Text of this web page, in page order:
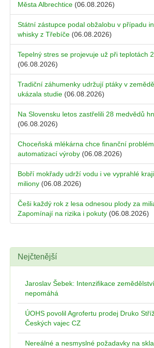
Města Albrechtice (06.08.2026)
Státní zástupce podal obžalobu v případu
whisky z Třebíče (06.08.2026)
Tepelný stres se projevuje už při teplotách
(06.08.2026)
Tradiční záhumenky udržují ptáky v
ukázala studie (06.08.2026)
Na Slovensku letos zastřelili 28 medvědů
(06.08.2026)
Choceňská mlékárna chce finanční
automatizací výroby (06.08.2026)
Bobří mokřady udrží vodu i ve vyprahlé
miliony (06.08.2026)
Češi každý rok z lesa odnesou plody za
Zapomínají na rizika i pokuty (06.08.2026)
Nejčtenější
Jaroslav Šebek: Intenzifikace
nepomáhá
ÚOHS povolil Agrofertu prodej Druko
Českých vajec CZ
Nereálné a nesmyslné požadavky na